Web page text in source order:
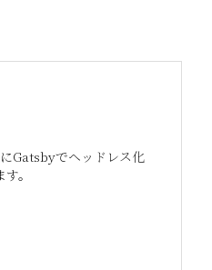
Gatsbyでヘッドレス化
。